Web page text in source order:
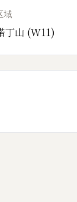
域
丁山 (W11)